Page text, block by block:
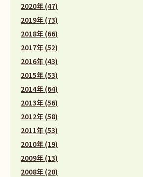
2020年 (47)
2019年 (73)
2018年 (66)
2017年 (52)
2016年 (43)
2015年 (53)
2014年 (64)
2013年 (56)
2012年 (58)
2011年 (53)
2010年 (19)
2009年 (13)
2008年 (20)